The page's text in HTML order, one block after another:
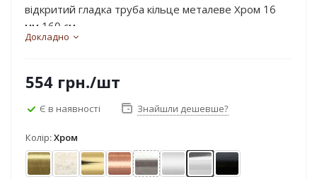
відкритий гладка труба кільце металеве Хром 16
мм 160 см...
Докладно
554 грн./шт
Є в наявності Знайшли дешевше?
Колір:Хром
АнтикБіле золото
ЗолотоМідьНержавіюча сталь
Сатин Хром Чорний оксамит